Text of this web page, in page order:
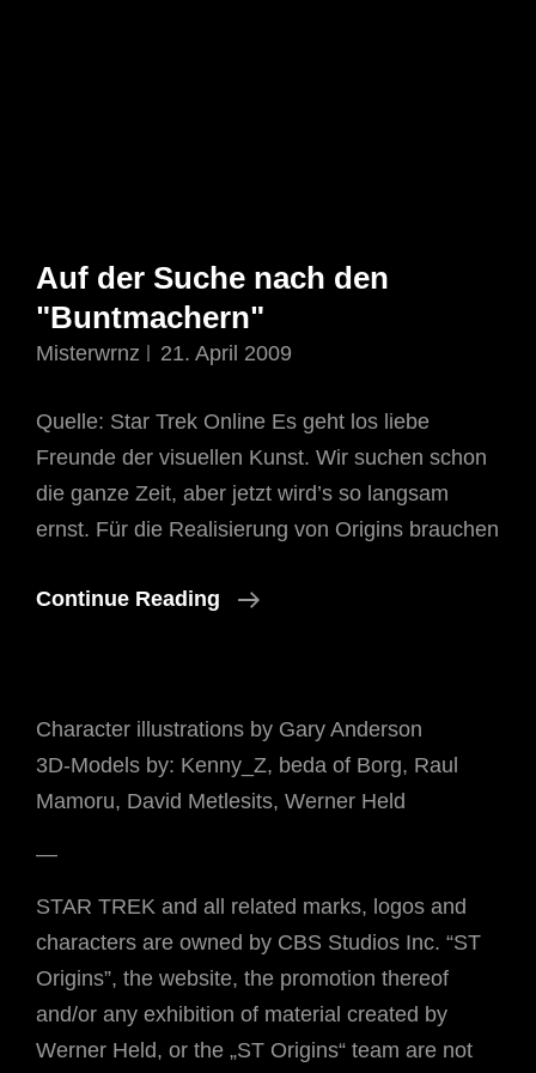
Auf der Suche nach den
"Buntmachern"
Misterwrnz 21. April 2009
Quelle: Star Trek Online Es geht los liebe
Freunde der visuellen Kunst. Wir suchen schon
die ganze Zeit, aber jetzt wird’s so langsam
ernst. Für die Realisierung von Origins brauchen
Continue Reading
Auf
Den
"Buntmachern"
Character illustrations by Gary Anderson
3D-Models by: Kenny_Z, beda of Borg, Raul
Mamoru, David Metlesits, Werner Held
—
STAR TREK and all related marks, logos and
characters are owned by CBS Studios Inc. “ST
Origins”, the website, the promotion thereof
and/or any exhibition of material created by
Werner Held, or the „ST Origins“ team are not